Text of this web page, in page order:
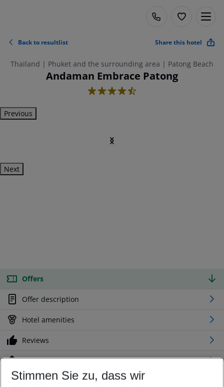
Back to resultlist Share this hotel
Thailand | Phuket and the surrounding area | Patong Beach
Andaman Embrace Patong
4.5
Previous
Next
Offers
Offer description
Hotel amenities
Reviews
Location
Stimmen Sie zu, dass wir